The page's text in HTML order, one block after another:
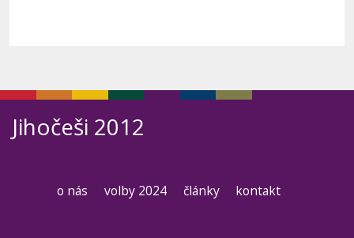
Jihočeši 2012
o nás volby 2024 články kontakt